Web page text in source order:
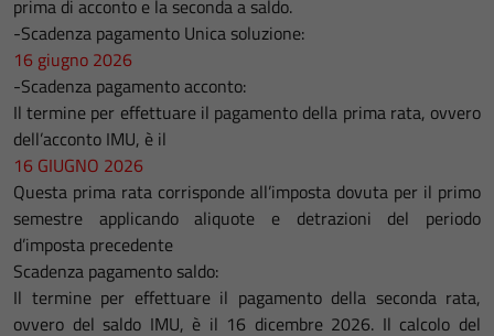
prima di acconto e la seconda a saldo.
-Scadenza pagamento Unica soluzione:
16 giugno 2026
-Scadenza pagamento acconto:
Il termine per effettuare il pagamento della prima rata, ovvero
dell’acconto IMU, è il
16 GIUGNO 2026
Questa prima rata corrisponde all’imposta dovuta per il primo
semestre applicando aliquote e detrazioni del periodo
d’imposta precedente
Scadenza pagamento saldo:
Il termine per effettuare il pagamento della seconda rata,
ovvero del saldo IMU, è il 16 dicembre 2026. Il calcolo del